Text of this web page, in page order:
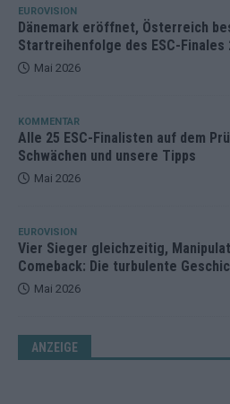
EUROVISION
Dänemark eröffnet, Österreich
Startreihenfolge des ESC-Finales
Mai 2026
KOMMENTAR
Alle 25 ESC-Finalisten auf dem
Schwächen und unsere Tipps
Mai 2026
EUROVISION
Vier Sieger gleichzeitig,
Comeback: Die turbulente
Mai 2026
ANZEIGE